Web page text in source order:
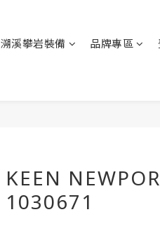
溯溪攀岩裝備 品牌專區
KEEN
1030671